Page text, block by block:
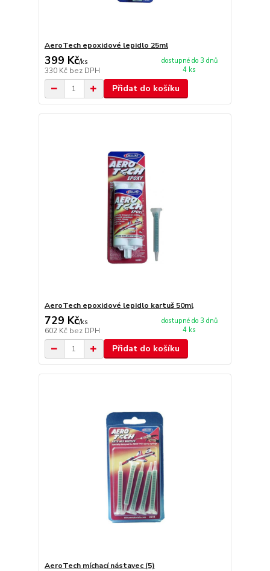
AeroTech epoxidové lepidlo 25ml
399 Kč/ks
330 Kč bez DPH
dostupné do 3 dnů
4 ks
Přidat do košíku
AeroTech epoxidové lepidlo kartuš 50ml
729 Kč/ks
602 Kč bez DPH
dostupné do 3 dnů
4 ks
Přidat do košíku
AeroTech míchací nástavec (5)